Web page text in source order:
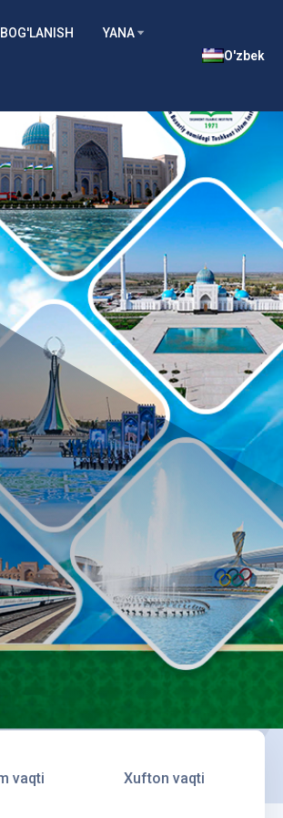
BOG'LANISH YANA
O'zbek
vaqti Xufton vaqti